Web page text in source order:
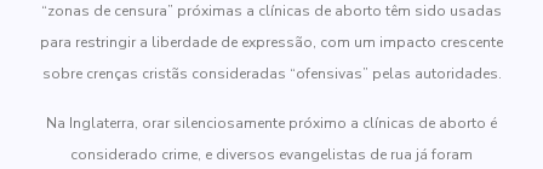
“zonas de censura” próximas a clínicas de aborto têm sido usadas
para restringir a liberdade de expressão, com um impacto crescente
sobre crenças cristãs consideradas “ofensivas” pelas autoridades.
Na Inglaterra, orar silenciosamente próximo a clínicas de aborto é
considerado crime, e diversos evangelistas de rua já foram